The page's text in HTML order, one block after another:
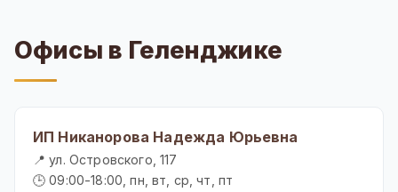
Офисы в Геленджике
ИП Никанорова Надежда Юрьевна
📍 ул. Островского, 117
🕒 09:00-18:00, пн, вт, ср, чт, пт